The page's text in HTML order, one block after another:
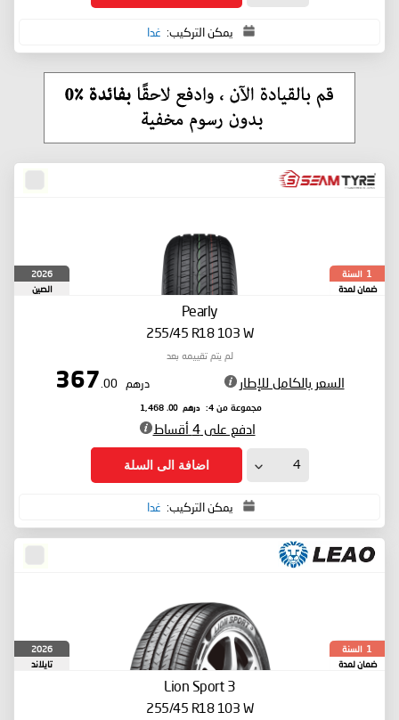
يمكن التركيب: غدا
1 السنة
ضمان لمدة
2026
الصين
Pearly
255/45 R18 103 W
لم يتم تقييمه بعد
السعر بالكامل للإطار درهم 367
.00
مجموعة من 4: درهم 1,468
.00
ادفع على 4 أقساط
اضافة الى السلة
يمكن التركيب: غدا
1 السنة
ضمان لمدة
2026
تايلاند
Lion Sport 3
255/45 R18 103 W